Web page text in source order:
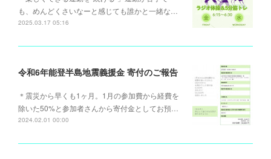
も、めんどくさいなーと感じても誰かと一緒な…
2025.03.17 05:16
令和6年能登半島地震義援金 寄付のご報告
＊震災から早くも1ヶ月。1月の参加費から経費を
除いた50%と参加者さんから寄付金としてお預…
2024.02.01 00:00